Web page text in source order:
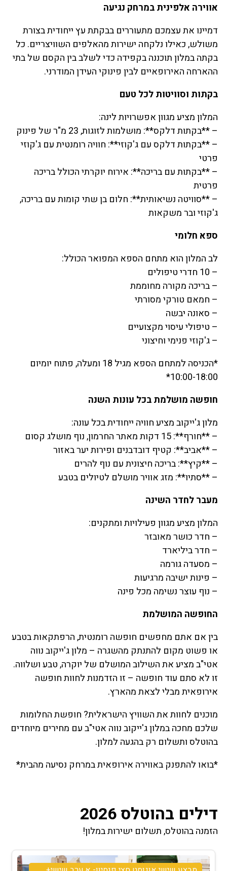
אווירה אלפינית במרחק נגיעה
דמיינו את עצמכם מתעוררים בבקתת עץ ייחודית בצורת
משולש, כאילו נלקחה ישירות מהאלפים השוויצריים. כל
בקתה במלון תוכננה בקפידה כדי לשלב בין הקסם של בתי
ההארחה האירופאיים לבין פינוקי העידן המודרני.
בקתות וסוויטות לכל טעם
המלון מציע מגוון אפשרויות לינה:
– **בקתות דלקס**: מושלמות לזוגות, 23 מ"ר של פינוק
– **בקתות דלקס עם ג'קוזי**: חוויה רומנטית עם ג'קוזי
פרטי
– **בקתות עם בריכה**: אירוח יוקרתי הכולל בריכה
פרטית
– **סוויטה נשיאותית**: חלום בן שתי קומות עם בריכה,
ג'קוזי ובר משקאות
ספא חלומי
לב המלון הוא מתחם הספא המפואר הכולל:
– 10 חדרי טיפולים
– בריכה מקורה מחוממת
– חמאם טורקי מסורתי
– סאונה יבשה
– טיפולי עיסוי מקצועיים
– ג'קוזי פנימי וחיצוני
*הכניסה למתחם הספא מגיל 18 ומעלה, פתוח יומיום
10:00-18:00*
חופשה מושלמת בכל עונות השנה
מלון ג'ייקוב מציע חוויה ייחודית בכל עונה:
– **חורף**: 15 דקות מאתר החרמון, נוף מושלג קסום
– **אביב**: קטיף דובדבנים ופירות יער באזור
– **קיץ**: בריכה חיצונית עם נוף להרים
– **סתיו**: מזג אוויר מושלם לטיולים בטבע
מעבר לחדר השינה
המלון מציע מגוון פעילויות ומתקנים:
– חדר כושר מאובזר
– חדר ביליארד
– מסעדה גורמה
– פינות ישיבה מרגיעות
– נוף עוצר נשימה מכל פינה
החופשה המושלמת
בין אם אתם מחפשים חופשה רומנטית, הרפתקאות בטבע
או פשוט מקום להתנתק מהשגרה – מלון ג'ייקוב נווה
אטי"ב מציע את השילוב המושלם של יוקרה, טבע ושלווה.
זו לא סתם עוד חופשה – זו הזדמנות לחוות חופשה
אירופאית מבלי לצאת מהארץ.
מוכנים לחוות את השוויץ הישראלית? חופשת החלומות
שלכם מחכה במלון ג'ייקוב נווה אטי"ב עם מחירים מיוחדים
בהוטלס ותשלום רק בהגעה למלון.
*בואו להתפנק באווירה אירופאית במרחק נסיעה מהבית*
דילים בהוטלס 2026
הזמנה בהוטלס, תשלום ישירות במלון!